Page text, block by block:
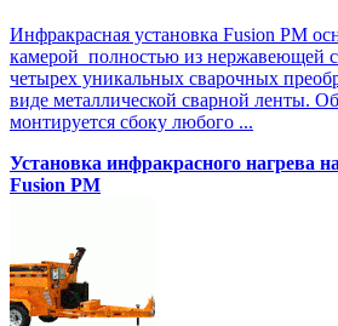
Инфракрасная установка Fusion PM
камерой полностью из нержавеющей
четырех уникальных сварочных
виде металлической сварной ленты.
монтируется сбоку любого ...
Установка инфракрасного нагрева
Fusion PM